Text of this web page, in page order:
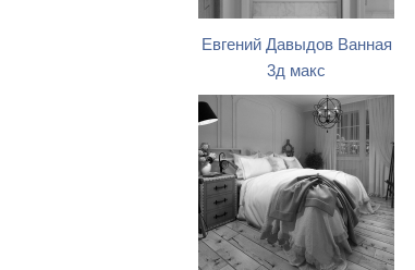
Евгений Давыдов Ванная
3д макс